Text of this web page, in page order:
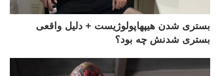
بستری شدن هیپهاپولوژیست + دلیل واقعی
بستری شدنش چه بود؟